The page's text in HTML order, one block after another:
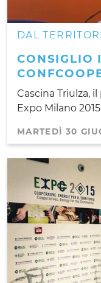
DAL
CONSIGLIO
Cascina Triulza,
Expo Milano 2015
MARTEDÌ 30